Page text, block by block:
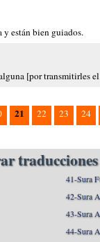
y están bien guiados.
[por transmitirles
21 22 23 24
41-Sura
42-Sura
43-Sura
44-Sura